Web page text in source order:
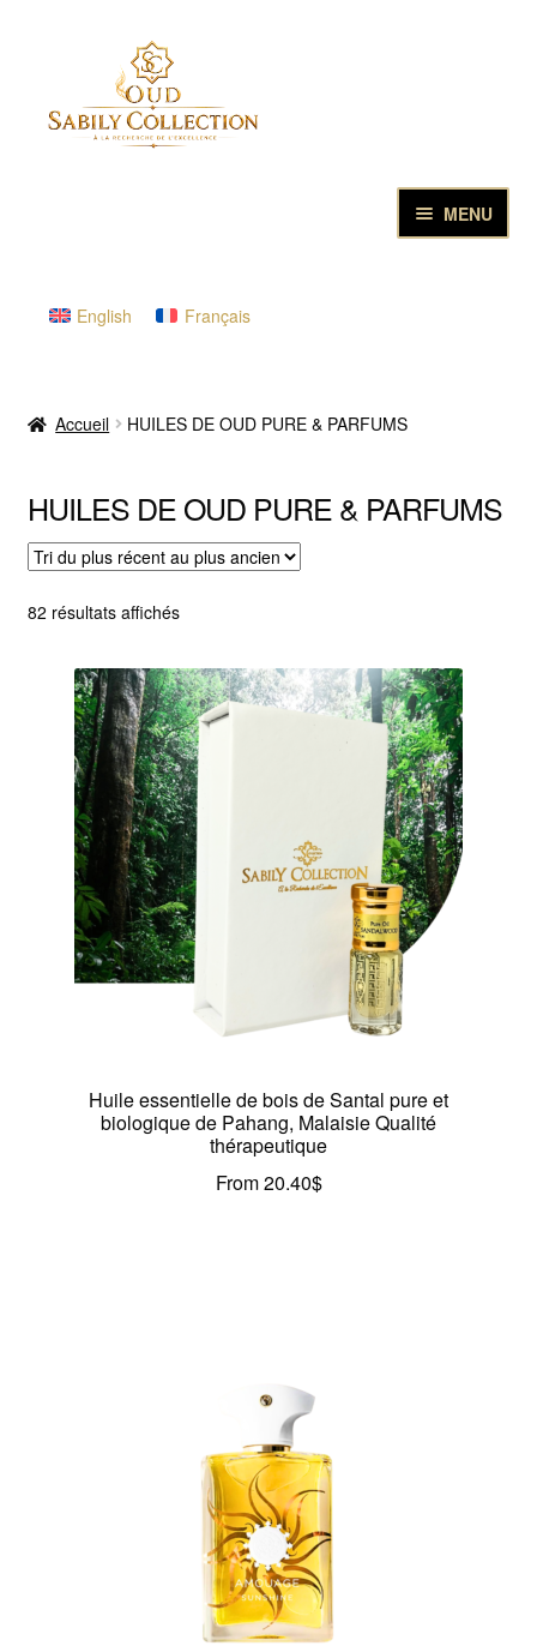
navigation
contenu
MENU
HUILES DE OUD PURE & PARFUMS
ECHANTILLONS DE OUD
English Français
Accueil HUILES DE OUD PURE & PARFUMS
HUILES DE OUD PURE & PARFUMS
82 résultats affichésTrié
plus
récent
au
plus
ancien
Huile essentielle de bois de Santal pure et
biologique de Pahang, Malaisie Qualité
thérapeutique
From20.40$